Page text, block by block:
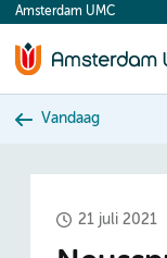
content
Amsterdam UMC
Vandaag
21 juli 2021